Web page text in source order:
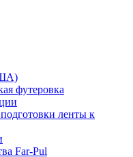
футеровка
ленты к
Far-Pul